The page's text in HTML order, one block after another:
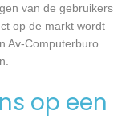
van de gebruikers
op de markt wordt
Av-Computerburo
op een